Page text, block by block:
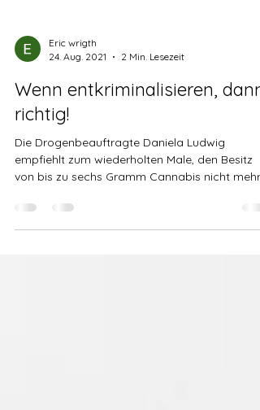
24. Aug. 2021
2 Min. Lesezeit
Wenn entkriminalisieren, dann
richtig!
Die Drogenbeauftragte Daniela Ludwig
von bis zu sechs Gramm Cannabis nicht mehr...